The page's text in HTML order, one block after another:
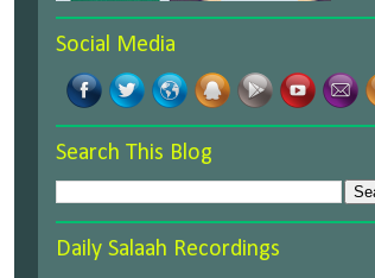
Social Media
Search This Blog
Daily Salaah Recordings